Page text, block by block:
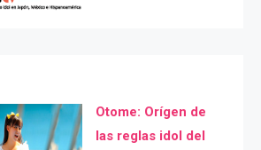
Otome: Orígen de
las reglas idol del